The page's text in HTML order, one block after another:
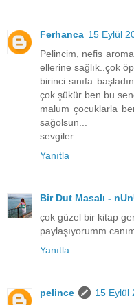
Ferhanca 15 Eylül
Pelincim, nefis
ellerine sağlık..çok
birinci sınıfa
çok şükür ben bu
malum çocuklarla
sağolsun...
sevgiler..
Yanıtla
Bir Dut Masalı -
çok güzel bir kitap
paylaşıyorumm
Yanıtla
pelince
15 Eylül